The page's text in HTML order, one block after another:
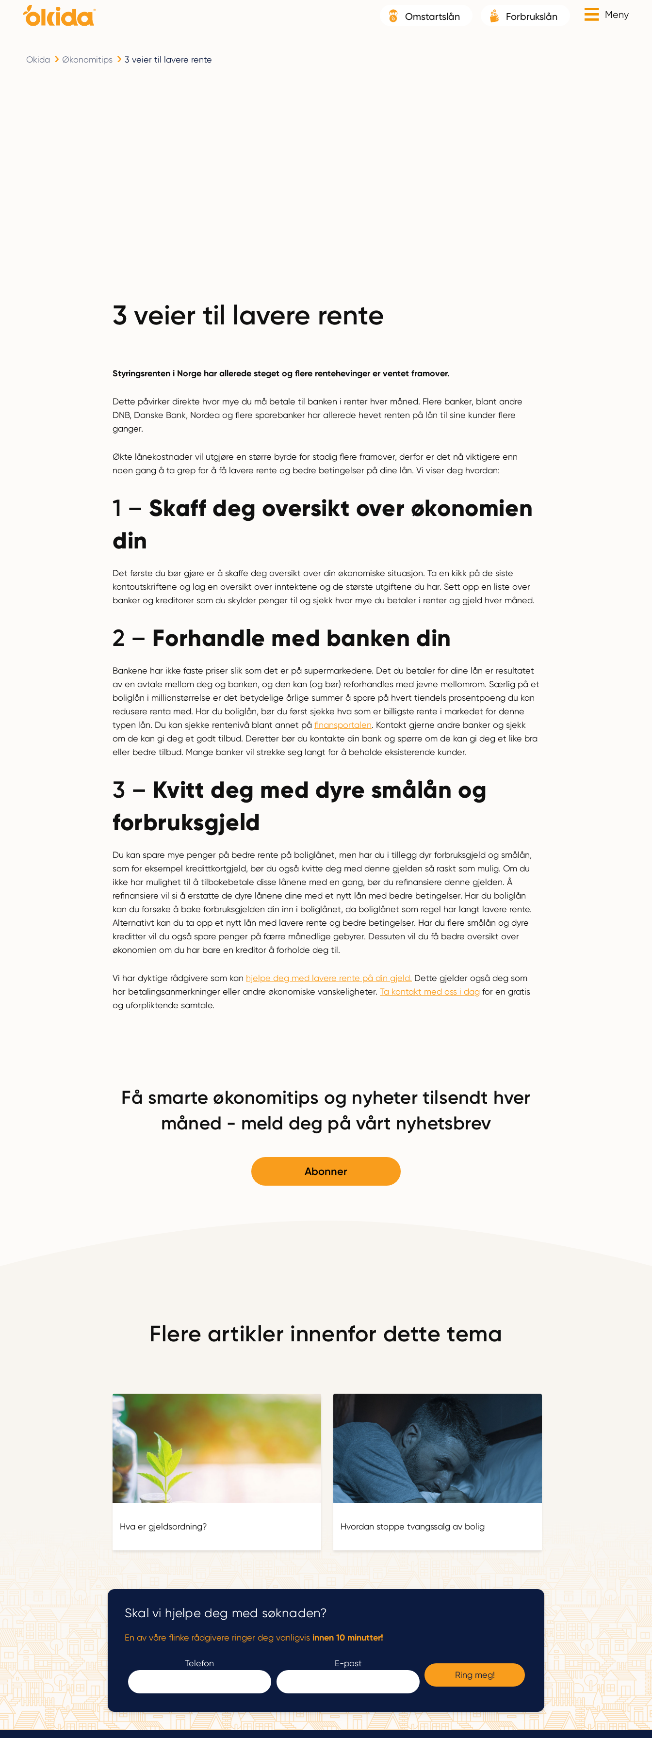
Omstartslån Forbrukslån Meny
Okida Økonomitips 3 veier til lavere rente
3 veier til lavere rente
Styringsrenten i Norge har allerede steget og flere rentehevinger er ventet framover.
Dette påvirker direkte hvor mye du må betale til banken i renter hver måned. Flere banker, blant andre
DNB, Danske Bank, Nordea og flere sparebanker har allerede hevet renten på lån til sine kunder flere
ganger.
Økte lånekostnader vil utgjøre en større byrde for stadig flere framover, derfor er det nå viktigere enn
noen gang å ta grep for å få lavere rente og bedre betingelser på dine lån. Vi viser deg hvordan:
1 – Skaff deg oversikt over økonomien
din
Det første du bør gjøre er å skaffe deg oversikt over din økonomiske situasjon. Ta en kikk på de siste
kontoutskriftene og lag en oversikt over inntektene og de største utgiftene du har. Sett opp en liste over
banker og kreditorer som du skylder penger til og sjekk hvor mye du betaler i renter og gjeld hver måned.
2 – Forhandle med banken din
Bankene har ikke faste priser slik som det er på supermarkedene. Det du betaler for dine lån er resultatet
av en avtale mellom deg og banken, og den kan (og bør) reforhandles med jevne mellomrom. Særlig på et
boliglån i millionstørrelse er det betydelige årlige summer å spare på hvert tiendels prosentpoeng du kan
redusere renta med. Har du boliglån, bør du først sjekke hva som er billigste rente i markedet for denne
typen lån. Du kan sjekke rentenivå blant annet på finansportalen. Kontakt gjerne andre banker og sjekk
om de kan gi deg et godt tilbud. Deretter bør du kontakte din bank og spørre om de kan gi deg et like bra
eller bedre tilbud. Mange banker vil strekke seg langt for å beholde eksisterende kunder.
3 – Kvitt deg med dyre smålån og
forbruksgjeld
Du kan spare mye penger på bedre rente på boliglånet, men har du i tillegg dyr forbruksgjeld og smålån,
som for eksempel kredittkortgjeld, bør du også kvitte deg med denne gjelden så raskt som mulig. Om du
ikke har mulighet til å tilbakebetale disse lånene med en gang, bør du refinansiere denne gjelden. Å
refinansiere vil si å erstatte de dyre lånene dine med et nytt lån med bedre betingelser. Har du boliglån
kan du forsøke å bake forbruksgjelden din inn i boliglånet, da boliglånet som regel har langt lavere rente.
Alternativt kan du ta opp et nytt lån med lavere rente og bedre betingelser. Har du flere smålån og dyre
kreditter vil du også spare penger på færre månedlige gebyrer. Dessuten vil du få bedre oversikt over
økonomien om du har bare en kreditor å forholde deg til.
Vi har dyktige rådgivere som kan hjelpe deg med lavere rente på din gjeld. Dette gjelder også deg som
har betalingsanmerkninger eller andre økonomiske vanskeligheter. Ta kontakt med oss i dag for en gratis
og uforpliktende samtale.
Få smarte økonomitips og nyheter tilsendt hver
måned - meld deg på vårt nyhetsbrev
Abonner
Flere artikler innenfor dette tema
Hva er gjeldsordning? Hvordan stoppe tvangssalg av bolig
Skal vi hjelpe deg med søknaden?
En av våre flinke rådgivere ringer deg vanligvis innen 10 minutter!
Telefon E-post